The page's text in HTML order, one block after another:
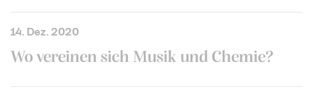
14. Dez. 2020
Wo vereinen sich Musik und Chemie?